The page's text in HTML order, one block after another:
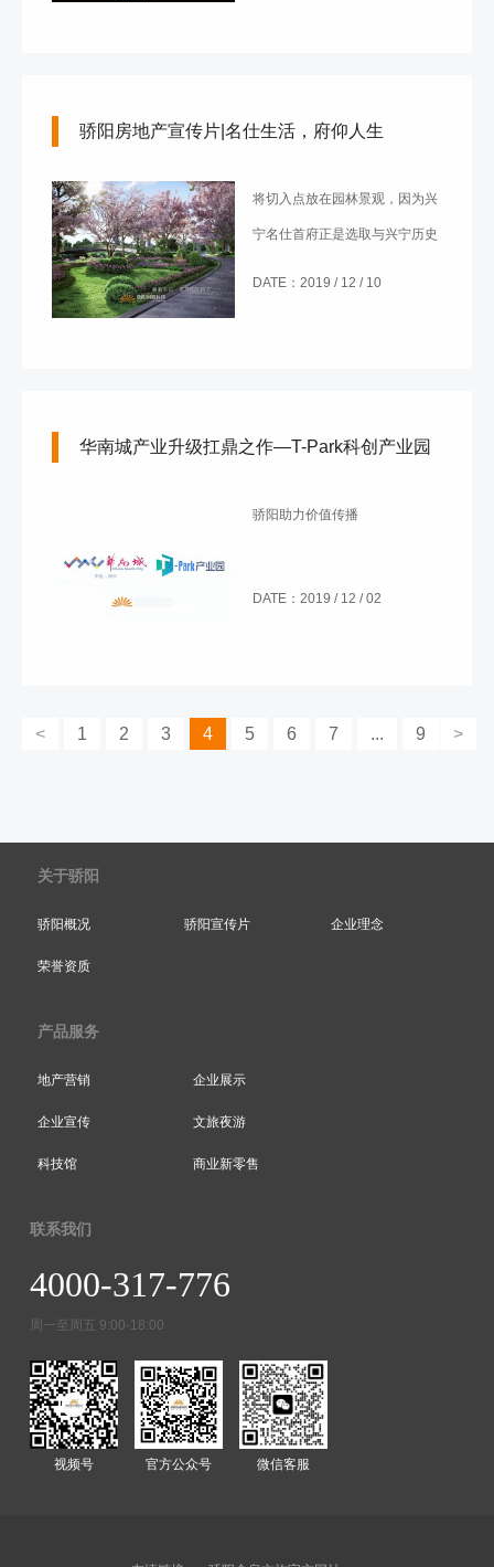
骄阳房地产宣传片|名仕生活，府仰人生
将切入点放在园林景观，因为兴
宁名仕首府正是选取与兴宁历史
DATE：2019 / 12 / 10
华南城产业升级扛鼎之作—T-Park科创产业园
骄阳助力价值传播
DATE：2019 / 12 / 02
< 1 2 3 4 5 6 7 ... 9 >
关于骄阳
骄阳概况 骄阳宣传片 企业理念
荣誉资质
产品服务
地产营销 企业展示
企业宣传 文旅夜游
科技馆 商业新零售
联系我们
4000-317-776
周一至周五 9:00-18:00
视频号 官方公众号 微信客服